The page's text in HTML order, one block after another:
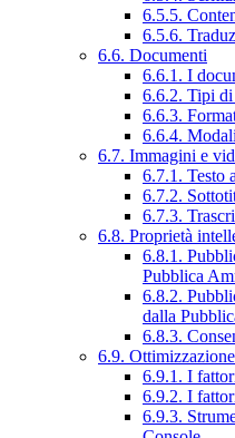
6.5.5.
6.5.6.
6.6. Documenti
6.6.1. I
6.6.2. Tipi
6.6.3.
6.6.4.
6.7. Immagini e
6.7.1. Testo
6.7.2.
6.7.3.
6.8. Proprietà
6.8.1.
Pubblica
6.8.2.
dalla
6.8.3.
6.9.
6.9.1. I
6.9.2. I
6.9.3.